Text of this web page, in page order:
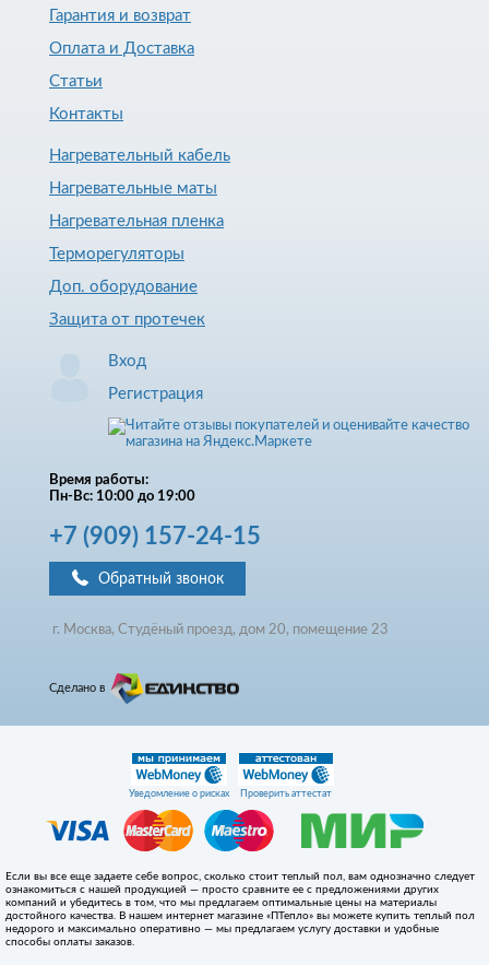
Гарантия и возврат
Оплата и Доставка
Статьи
Контакты
Нагревательный кабель
Нагревательные маты
Нагревательная пленка
Терморегуляторы
Доп. оборудование
Защита от протечек
Вход
Регистрация
Время работы:
Пн-Вс: 10:00 до 19:00
+7 (909) 157-24-15
Обратный звонок
г. Москва, Студёный проезд, дом 20, помещение 23
Сделано в
Уведомление о рисках Проверить аттестат
Если вы все еще задаете себе вопрос, сколько стоит теплый пол, вам однозначно следует
ознакомиться с нашей продукцией — просто сравните ее с предложениями других
компаний и убедитесь в том, что мы предлагаем оптимальные цены на материалы
достойного качества. В нашем интернет магазине «ПТепло» вы можете купить теплый пол
недорого и максимально оперативно — мы предлагаем услугу доставки и удобные
способы оплаты заказов.